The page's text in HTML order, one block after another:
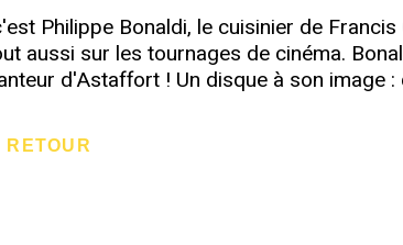
Philippe Bonaldi, le cuisinier de
aussi sur les tournages de cinéma.
d'Astaffort ! Un disque à son image
RETOUR